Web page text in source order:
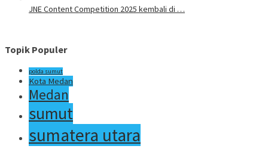
JNE Content Competition 2025 kembali di …
Topik Populer
polda sumut
Kota Medan
Medan
sumut
sumatera utara